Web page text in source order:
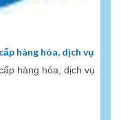
hàng hóa, dịch vụ
hàng hóa, dịch vụ